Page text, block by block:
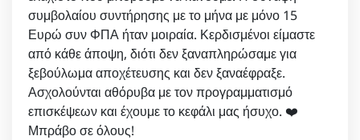
συμβολαίου συντήρησης με το μήνα με μόνο 15
Ευρώ συν ΦΠΑ ήταν μοιραία. Κερδισμένοι είμαστε
από κάθε άποψη, διότι δεν ξαναπληρώσαμε για
ξεβούλωμα αποχέτευσης και δεν ξαναέφραξε.
Ασχολούνται αθόρυβα με τον προγραμματισμό
επισκέψεων και έχουμε το κεφάλι μας ήσυχο. ❤️
Μπράβο σε όλους!